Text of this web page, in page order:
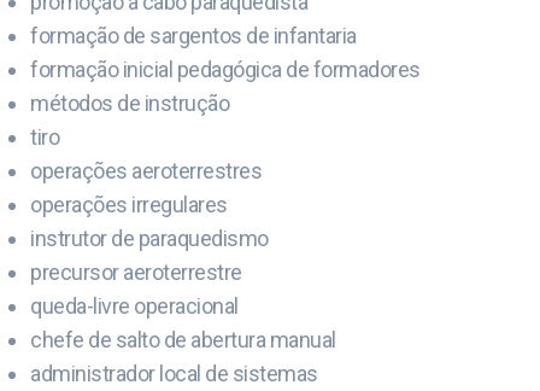
formação de sargentos de infantaria
formação inicial pedagógica de formadores
métodos de instrução
tiro
operações aeroterrestres
operações irregulares
instrutor de paraquedismo
precursor aeroterrestre
queda-livre operacional
chefe de salto de abertura manual
administrador local de sistemas